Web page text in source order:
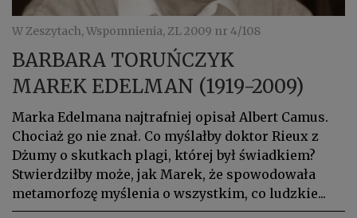
W Zeszytach, Wspomnienia, ZL 2009 nr 4/108
BARBARA TORUŃCZYK
MAREK EDELMAN (1919-2009)
Marka Edelmana najtrafniej opisał Albert Camus.
Chociaż go nie znał. Co myślałby doktor Rieux z
Dżumy o skutkach plagi, której był świadkiem?
Stwierdziłby może, jak Marek, że spowodowała
metamorfozę myślenia o wszystkim, co ludzkie...